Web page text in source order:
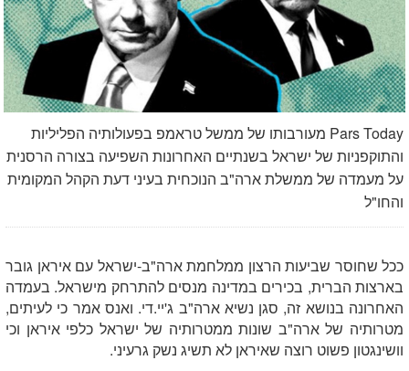
​​​​​​​Pars Today מעורבותו של ממשל טראמפ בפעולותיה הפליליות
והתוקפניות של ישראל בשנתיים האחרונות השפיעה בצורה הרסנית
על מעמדה של ממשלת ארה"ב הנוכחית בעיני דעת הקהל המקומית
והחו"ל
ככל שחוסר שביעות הרצון ממלחמת ארה"ב-ישראל עם איראן גובר
בארצות הברית, בכירים במדינה מנסים להתרחק מישראל. בעמדה
האחרונה בנושא זה, סגן נשיא ארה"ב ג'יי.די. ואנס אמר כי לעיתים,
מטרותיה של ארה"ב שונות ממטרותיה של ישראל כלפי איראן וכי
וושינגטון פשוט רוצה שאיראן לא תשיג נשק גרעיני.